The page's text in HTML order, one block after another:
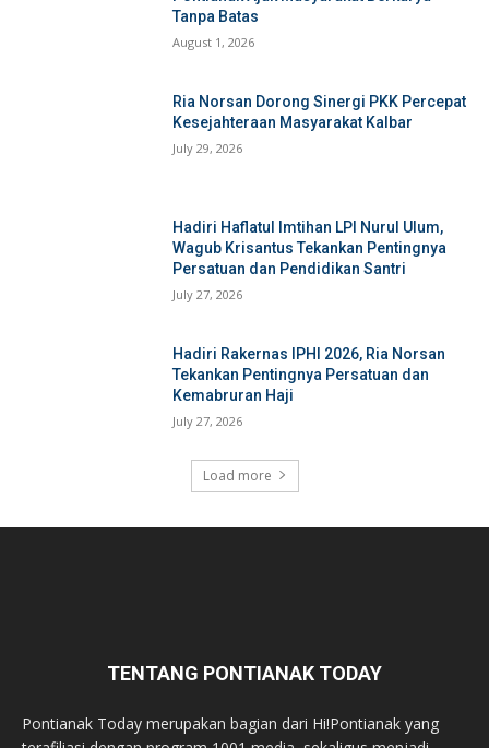
Tanpa Batas
August 1, 2026
Ria Norsan Dorong Sinergi PKK Percepat
Kesejahteraan Masyarakat Kalbar
July 29, 2026
Hadiri Haflatul Imtihan LPI Nurul Ulum,
Wagub Krisantus Tekankan Pentingnya
Persatuan dan Pendidikan Santri
July 27, 2026
Hadiri Rakernas IPHI 2026, Ria Norsan
Tekankan Pentingnya Persatuan dan
Kemabruran Haji
July 27, 2026
Load more
TENTANG PONTIANAK TODAY
Pontianak Today merupakan bagian dari Hi!Pontianak yang